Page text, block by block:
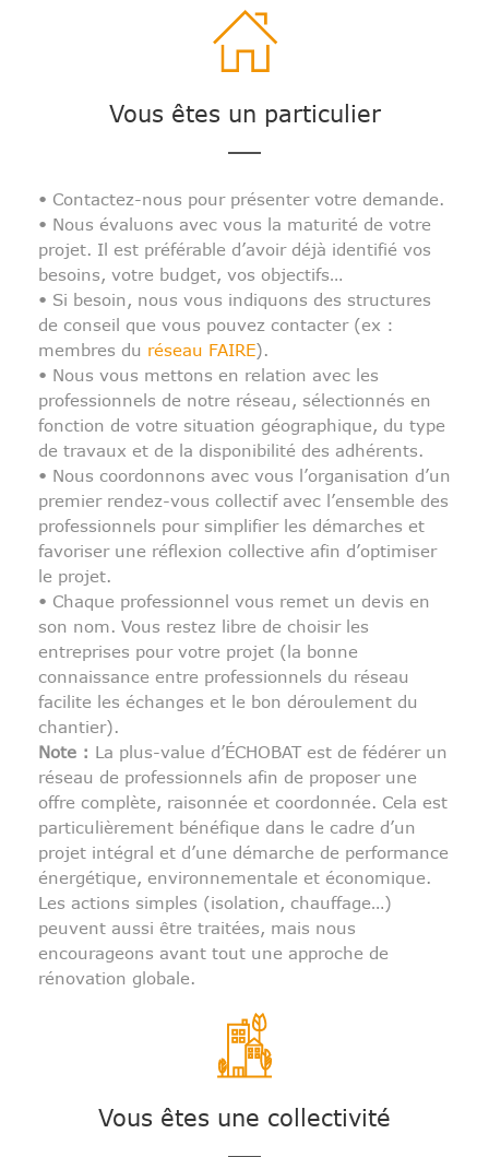
Vous êtes un particulier
• Contactez-nous pour présenter votre demande.
• Nous évaluons avec vous la maturité de votre
projet. Il est préférable d’avoir déjà identifié vos
besoins, votre budget, vos objectifs…
• Si besoin, nous vous indiquons des structures
de conseil que vous pouvez contacter (ex :
membres du réseau FAIRE).
• Nous vous mettons en relation avec les
professionnels de notre réseau, sélectionnés en
fonction de votre situation géographique, du type
de travaux et de la disponibilité des adhérents.
• Nous coordonnons avec vous l’organisation d’un
premier rendez-vous collectif avec l’ensemble des
professionnels pour simplifier les démarches et
favoriser une réflexion collective afin d’optimiser
le projet.
• Chaque professionnel vous remet un devis en
son nom. Vous restez libre de choisir les
entreprises pour votre projet (la bonne
connaissance entre professionnels du réseau
facilite les échanges et le bon déroulement du
chantier).
Note : La plus-value d’ÉCHOBAT est de fédérer un
réseau de professionnels afin de proposer une
offre complète, raisonnée et coordonnée. Cela est
particulièrement bénéfique dans le cadre d’un
projet intégral et d’une démarche de performance
énergétique, environnementale et économique.
Les actions simples (isolation, chauffage…)
peuvent aussi être traitées, mais nous
encourageons avant tout une approche de
rénovation globale.
Vous êtes une collectivité